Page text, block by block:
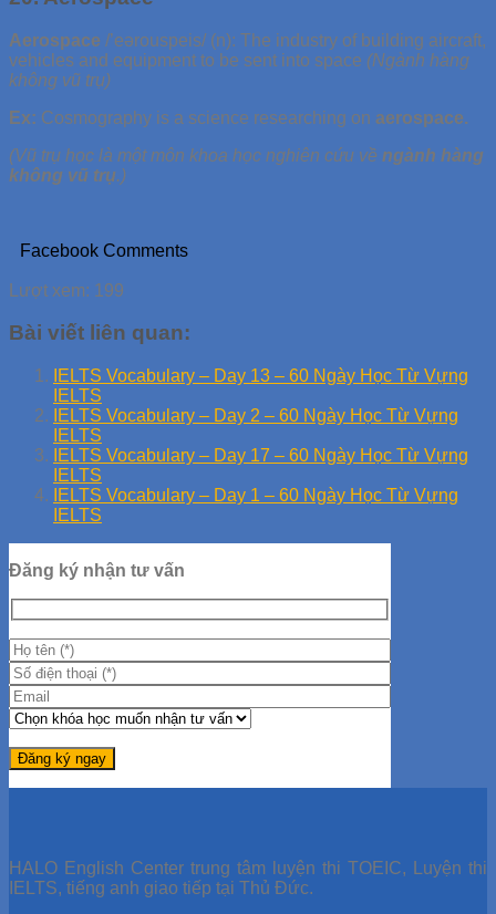
Aerospace /’eərouspeis/ (n): The industry of building aircraft,
vehicles and equipment to be sent into space (Ngành hàng
không vũ trụ)
Ex: Cosmography is a science researching on aerospace.
(Vũ trụ học là một môn khoa học nghiên cứu về ngành hàng
không vũ trụ.)
Facebook Comments
Lượt xem: 199
Bài viết liên quan:
IELTS Vocabulary – Day 13 – 60 Ngày Học Từ Vựng
IELTS
IELTS Vocabulary – Day 2 – 60 Ngày Học Từ Vựng
IELTS
IELTS Vocabulary – Day 17 – 60 Ngày Học Từ Vựng
IELTS
IELTS Vocabulary – Day 1 – 60 Ngày Học Từ Vựng
IELTS
Đăng ký nhận tư vấn
HALO English Center trung tâm luyện thi TOEIC, Luyện thi
IELTS, tiếng anh giao tiếp tại Thủ Đức.